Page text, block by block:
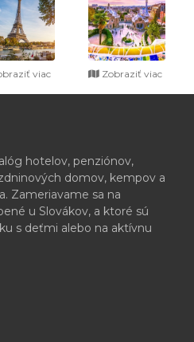
viac Zobraziť viac
hotelov, penziónov,
domov, kempov a
Zameriavame sa na
u Slovákov, a ktoré sú
s deťmi alebo na aktívnu